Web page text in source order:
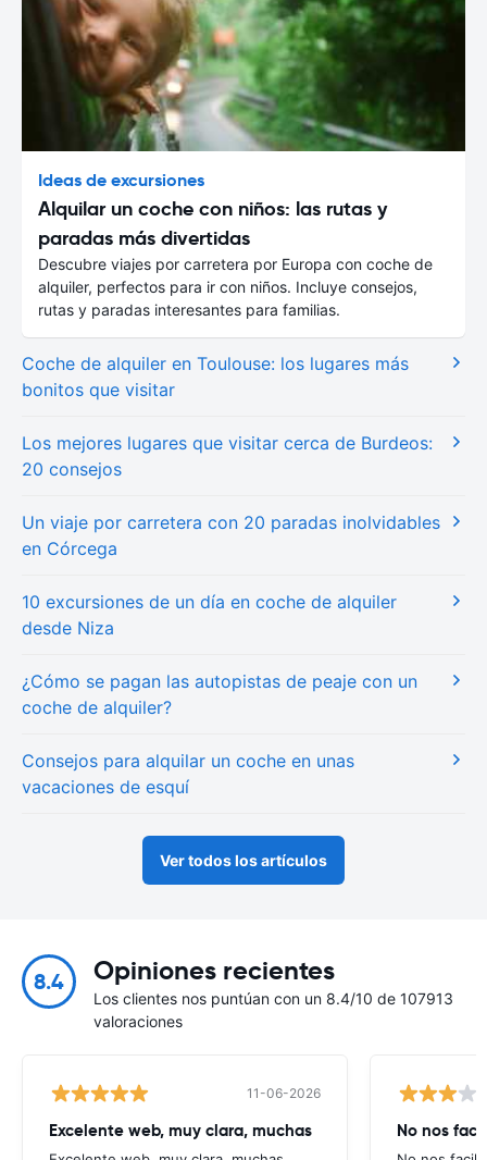
Ideas de excursiones
Alquilar un coche con niños: las rutas y
paradas más divertidas
Descubre viajes por carretera por Europa con coche de
alquiler, perfectos para ir con niños. Incluye consejos,
rutas y paradas interesantes para familias.
Coche de alquiler en Toulouse: los lugares más
bonitos que visitar
Los mejores lugares que visitar cerca de Burdeos:
20 consejos
Un viaje por carretera con 20 paradas inolvidables
en Córcega
10 excursiones de un día en coche de alquiler
desde Niza
¿Cómo se pagan las autopistas de peaje con un
coche de alquiler?
Consejos para alquilar un coche en unas
vacaciones de esquí
Ver todos los artículos
8.4 Opiniones recientes
Los clientes nos puntúan con un 8.4/10 de 107913
valoraciones
11-06-2026
Excelente web, muy clara, muchas No nos